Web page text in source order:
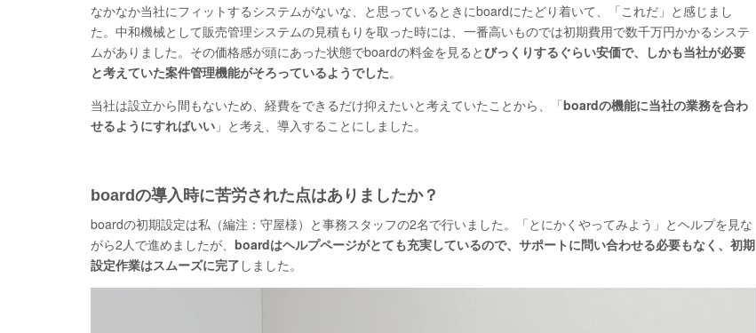
なかなか当社にフィットするシステムがないな、と思っているときにboardにたどり着いて、「これだ」と感じまし
た。中和機械として販売管理システムの見積もりを取った時には、一番高いものでは初期費用で数千万円かかるシステ
ムがありました。その価格感が頭にあった状態でboardの料金を見るとびっくりするぐらい安価で、しかも当社が必要
と考えていた案件管理機能がそろっているようでした。
当社は設立から間もないため、経費をできるだけ抑えたいと考えていたことから、「boardの機能に当社の業務を合わ
せるようにすればいい 」と考え、導入することにしました。
boardの導入時に苦労された点はありましたか？
boardの初期設定は私（編注：守屋様）と事務スタッフの2名で行いました。「とにかくやってみよう」とヘルプを見な
がら2人で進めましたが、 boardはヘルプページがとても充実しているので、サポートに問い合わせる必要もなく、初期
設定作業はスムーズに完了 しました。